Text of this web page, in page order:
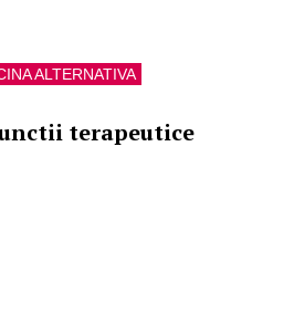
ALTERNATIVA
terapeutice